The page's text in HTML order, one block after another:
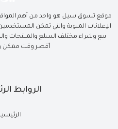
موقع تسوق سيل هو واحد من أهم
الإعلانات المبوبة والتي تمكن
بيع وشراء مختلف السلع والمنتجات
أقصر وقت ممكن
الروابط